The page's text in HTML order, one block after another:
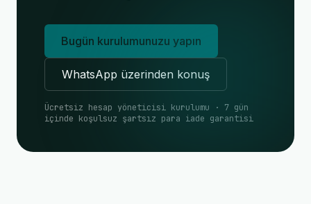
Bugün kurulumunuzu yapın
WhatsApp üzerinden konuş
Ücretsiz hesap yöneticisi kurulumu · 7 gün
içinde koşulsuz şartsız para iade garantisi